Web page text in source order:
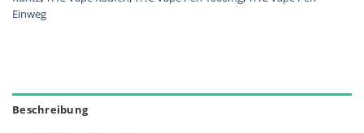
Einweg
Beschreibung